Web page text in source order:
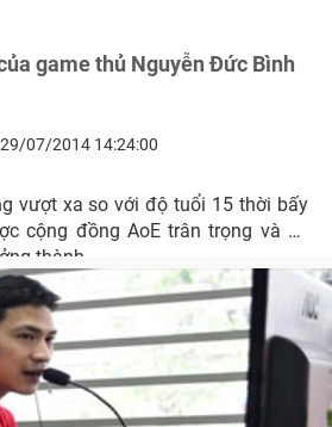
game thủ Nguyễn Đức Bình
29/07/2014 14:24:00
vượt xa so với độ tuổi 15 thời bấy
cộng đồng AoE trân trọng và nể
thành.